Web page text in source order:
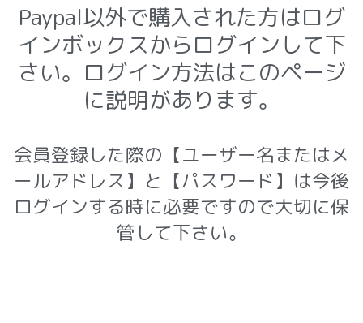
Paypal以外で購入された方はログ
インボックスからログインして下
さい。ログイン方法はこのページ
に説明があります。
会員登録した際の【ユーザー名またはメ
ールアドレス】と【パスワード】は今後
ログインする時に必要ですので大切に保
管して下さい。